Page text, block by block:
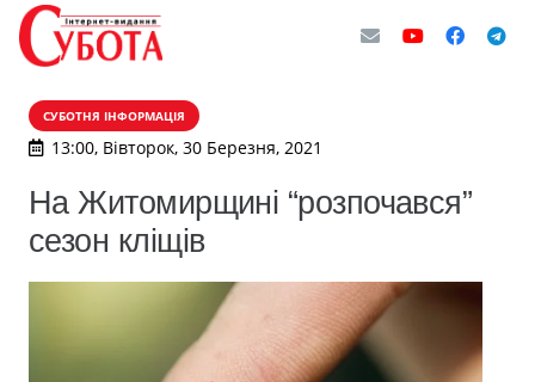
СУБОТНЯ ІНФОРМАЦІЯ
13:00, Вівторок, 30 Березня, 2021
На Житомирщині “розпочався”
сезон кліщів